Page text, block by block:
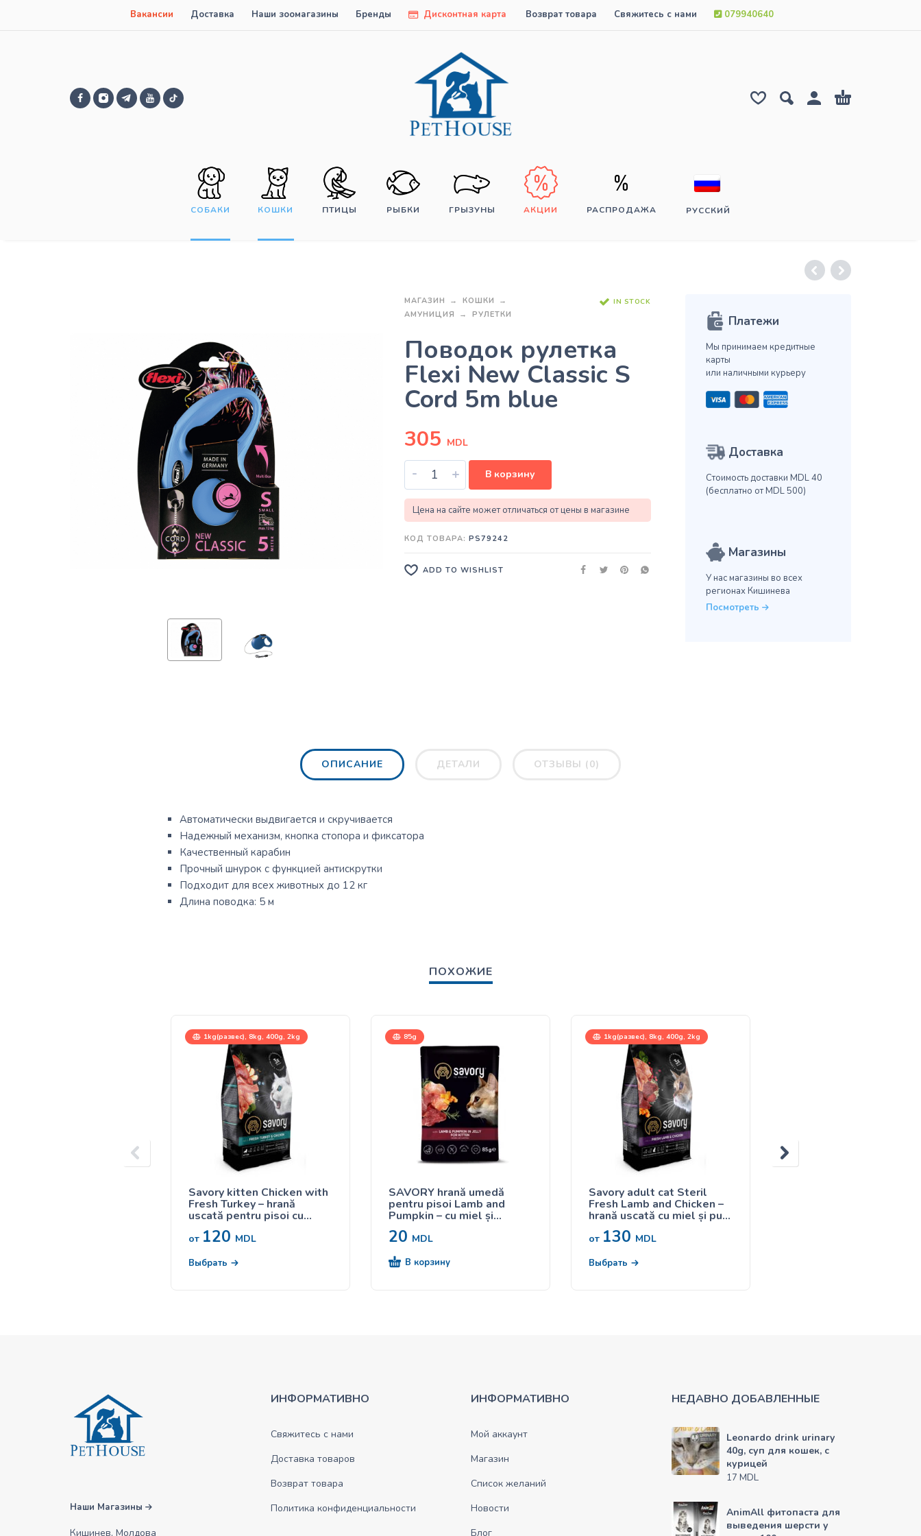
Вакансии Доставка Наши зоомагазины Бренды Дисконтная карта Возврат товара Свяжитесь с нами 079940640
СОБАКИ КОШКИ ПТИЦЫ РЫБКИ ГРЫЗУНЫ АКЦИИ РАСПРОДАЖА РУССКИЙ
МАГАЗИН
КОШКИ
АМУНИЦИЯ
РУЛЕТКИ
IN STOCK
Поводок рулетка
Flexi New Classic S
Cord 5m blue
305 MDL
- + В корзину
Цена на сайте может отличаться от цены в магазине
КОД ТОВАРА: PS79242
ADD TO WISHLIST
Платежи
Мы принимаем кредитные
карты
или наличными курьеру
Доставка
Стоимость доставки MDL 40
(бесплатно от MDL 500)
Магазины
У нас магазины во всех
регионах Кишинева
Посмотреть
ОПИСАНИЕ ДЕТАЛИ ОТЗЫВЫ (0)
Автоматически выдвигается и скручивается
Надежный механизм, кнопка стопора и фиксатора
Качественный карабин
Прочный шнурок с функцией антискрутки
Подходит для всех животных до 12 кг
Длина поводка: 5 м
ПОХОЖИЕ
1kg(развес), 8kg, 400g, 2kg
Savory kitten Chicken with
Fresh Turkey – hrană
uscată pentru pisoi cu
curcan și pui
от 120 MDL
Выбрать
85g
SAVORY hrană umedă
pentru pisoi Lamb and
Pumpkin – cu miel și
dovleac în aspic 85g
20 MDL
В корзину
1kg(развес), 8kg, 400g, 2kg
Savory adult cat Steril
Fresh Lamb and Chicken –
hrană uscată cu miel și pui
pentru pisici adulte
sterilizate
от 130 MDL
Выбрать
Наши Магазины
Кишинев, Молдова
ИНФОРМАТИВНО
Свяжитесь с нами
Доставка товаров
Возврат товара
Политика конфиденциальности
ИНФОРМАТИВНО
Мой аккаунт
Магазин
Список желаний
Новости
Блог
НЕДАВНО ДОБАВЛЕННЫЕ
Leonardo drink urinary
40g, суп для кошек, с
курицей
17 MDL
AnimAll фитопаста для
выведения шерсти у